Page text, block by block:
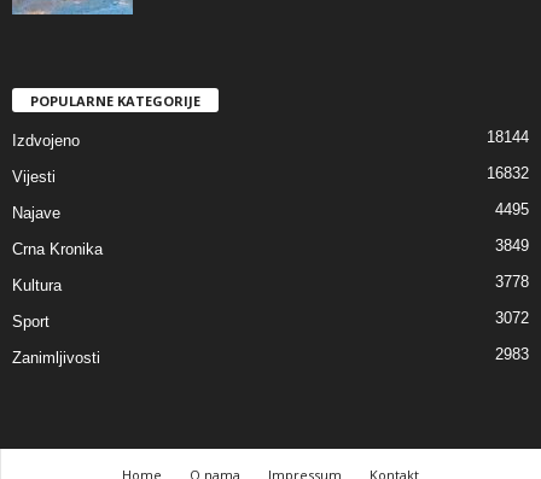
POPULARNE KATEGORIJE
Izdvojeno 18144
Vijesti 16832
Najave 4495
Crna Kronika 3849
Kultura 3778
Sport 3072
Zanimljivosti 2983
Home O nama Impressum Kontakt